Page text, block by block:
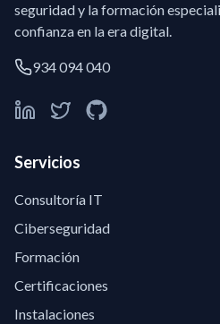
seguridad y la formación
confianza en la era digital.
934 094 040
Servicios
Consultoría IT
Ciberseguridad
Formación
Certificaciones
Instalaciones